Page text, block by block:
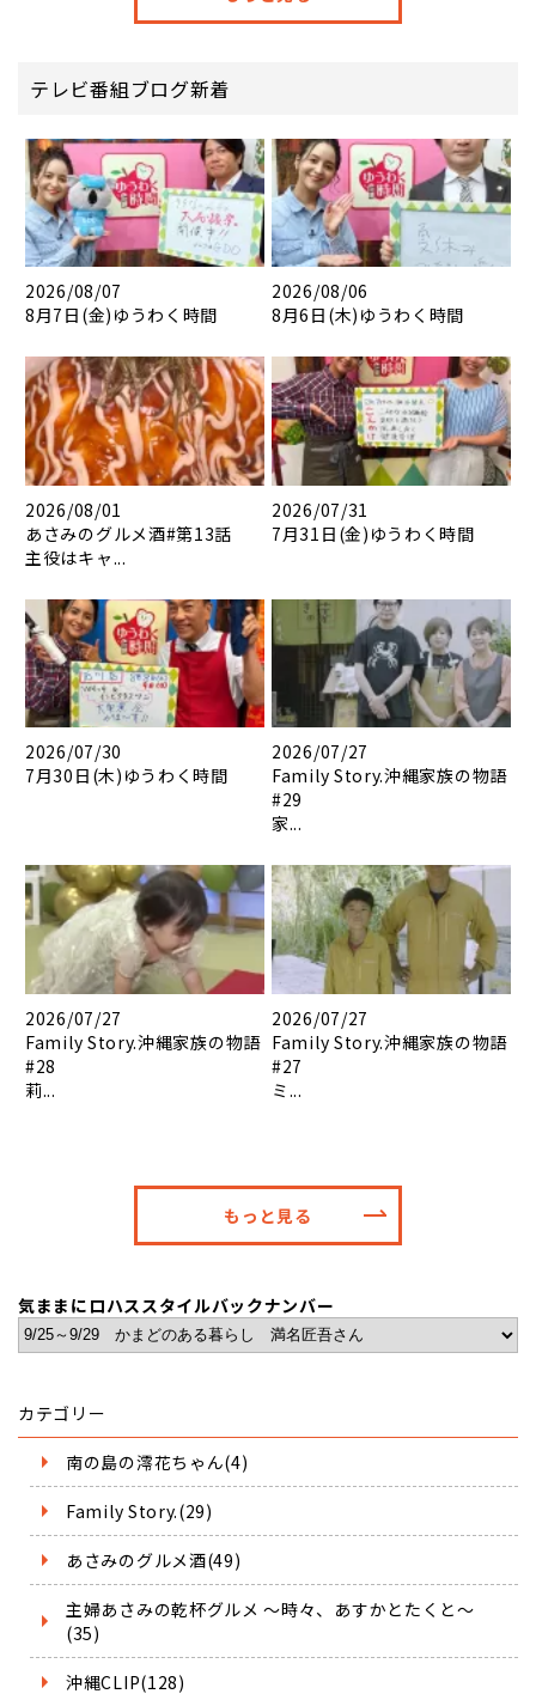
テレビ番組ブログ新着
2026/08/07
8月7日(金)ゆうわく時間
2026/08/06
8月6日(木)ゆうわく時間
2026/08/01
あさみのグルメ酒#第13話
主役はキャ...
2026/07/31
7月31日(金)ゆうわく時間
2026/07/30
7月30日(木)ゆうわく時間
2026/07/27
Family Story.沖縄家族の物語
#29
家...
2026/07/27
Family Story.沖縄家族の物語
#28
莉...
2026/07/27
Family Story.沖縄家族の物語
#27
ミ...
もっと見る
気ままにロハススタイルバックナンバー
カテゴリー
南の島の澪花ちゃん(4)
Family Story.(29)
あさみのグルメ酒(49)
主婦あさみの乾杯グルメ ～時々、あすかとたくと～
(35)
沖縄CLIP(128)